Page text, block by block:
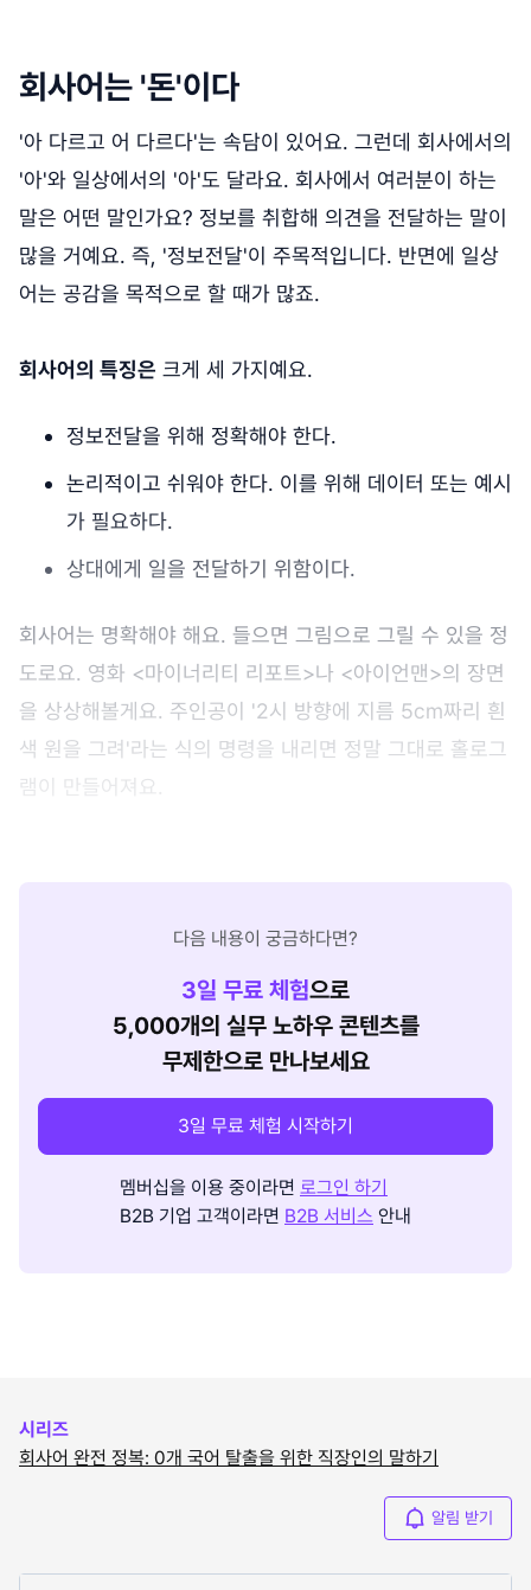
회사어는 '돈'이다
'아 다르고 어 다르다'는 속담이 있어요. 그런데 회사에서의
'아'와 일상에서의 '아'도 달라요. 회사에서 여러분이 하는
말은 어떤 말인가요? 정보를 취합해 의견을 전달하는 말이
많을 거예요. 즉, '정보전달'이 주목적입니다. 반면에 일상
어는 공감을 목적으로 할 때가 많죠.
회사어의 특징은 크게 세 가지예요.
정보전달을 위해 정확해야 한다.
논리적이고 쉬워야 한다. 이를 위해 데이터 또는 예시
가 필요하다.
상대에게 일을 전달하기 위함이다.
회사어는 명확해야 해요. 들으면 그림으로 그릴 수 있을 정
도로요. 영화 <마이너리티 리포트>나 <아이언맨>의 장면
을 상상해볼게요. 주인공이 '2시 방향에 지름 5cm짜리 흰
색 원을 그려'라는 식의 명령을 내리면 정말 그대로 홀로그
램이 만들어져요.
다음 내용이 궁금하다면?
3일 무료 체험으로
5,000개의 실무 노하우 콘텐츠를
무제한으로 만나보세요
3일 무료 체험 시작하기
멤버십을 이용 중이라면 로그인 하기
B2B 기업 고객이라면 B2B 서비스 안내
시리즈
회사어 완전 정복: 0개 국어 탈출을 위한 직장인의 말하기
알림 받기